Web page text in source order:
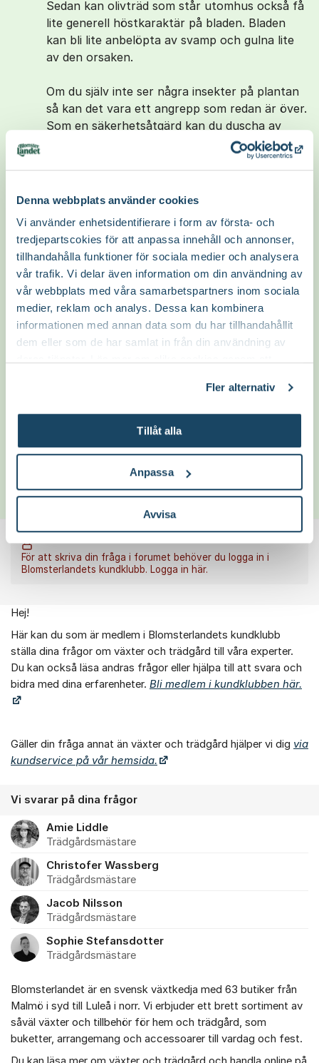
Denna webbplats använder cookies
Vi använder enhetsidentifierare i form av första- och
tredjepartscokies för att anpassa innehåll och annonser,
tillhandahålla funktioner för sociala medier och analysera
vår trafik. Vi delar även information om din användning av
vår webbplats med våra samarbetspartners inom sociala
medier, reklam och analys. Dessa kan kombinera
informationen med annan data som du har tillhandahållit
dem eller som de har samlat in från din användning av
Fler alternativ
Tillåt alla
Anpassa
Avvisa
Sedan kan olivträd som står utomhus också få
lite generell höstkaraktär på bladen. Bladen
kan bli lite anbelöpta av svamp och gulna lite
av den orsaken.
Om du själv inte ser några insekter på plantan
så kan det vara ett angrepp som redan är över.
Som en säkerhetsåtgärd kan du duscha av
bladverket med vatten för att få en
kvardröjande besökare att släppa taget och
och vatten med en lite T-röd i. De flesta
sprayflaskor är en halvliter och receptet är
0,25 dl såpa och 4,75 dl vatten Ta gärna
ljummet vatten för att såpan ska lösa sig
lättare. Sedan tillsätter man 1 matsked
rödsprit.
Även om angreppet som orsak bladens
utseende är borta, så kan det vara andra
småkryp som kan följa med in på
vinterförvaring, så jag tycker att det i det här
fallet kan vara värt en behandling.
Vänliga hälsningar,
Trädgårdsmästare
5 Okt 2023
För att skriva din fråga i forumet behöver du logga in i
Blomsterlandets kundklubb. Logga in här.
Om forumet
Hej!
Här kan du som är medlem i Blomsterlandets kundklubb
ställa dina frågor om växter och trädgård till våra experter.
Du kan också läsa andras frågor eller hjälpa till att svara och
bidra med dina erfarenheter. Bli medlem i kundklubben här.
Gäller din fråga annat än växter och trädgård hjälper vi dig via
kundservice på vår hemsida.
Vi svarar på dina frågor
Amie Liddle
Trädgårdsmästare
Christofer Wassberg
Trädgårdsmästare
Jacob Nilsson
Trädgårdsmästare
Sophie Stefansdotter
Trädgårdsmästare
Blomsterlandet är en svensk växtkedja med 63 butiker från
Malmö i syd till Luleå i norr. Vi erbjuder ett brett sortiment av
såväl växter och tillbehör för hem och trädgård, som
buketter, arrangemang och accessoarer till vardag och fest.